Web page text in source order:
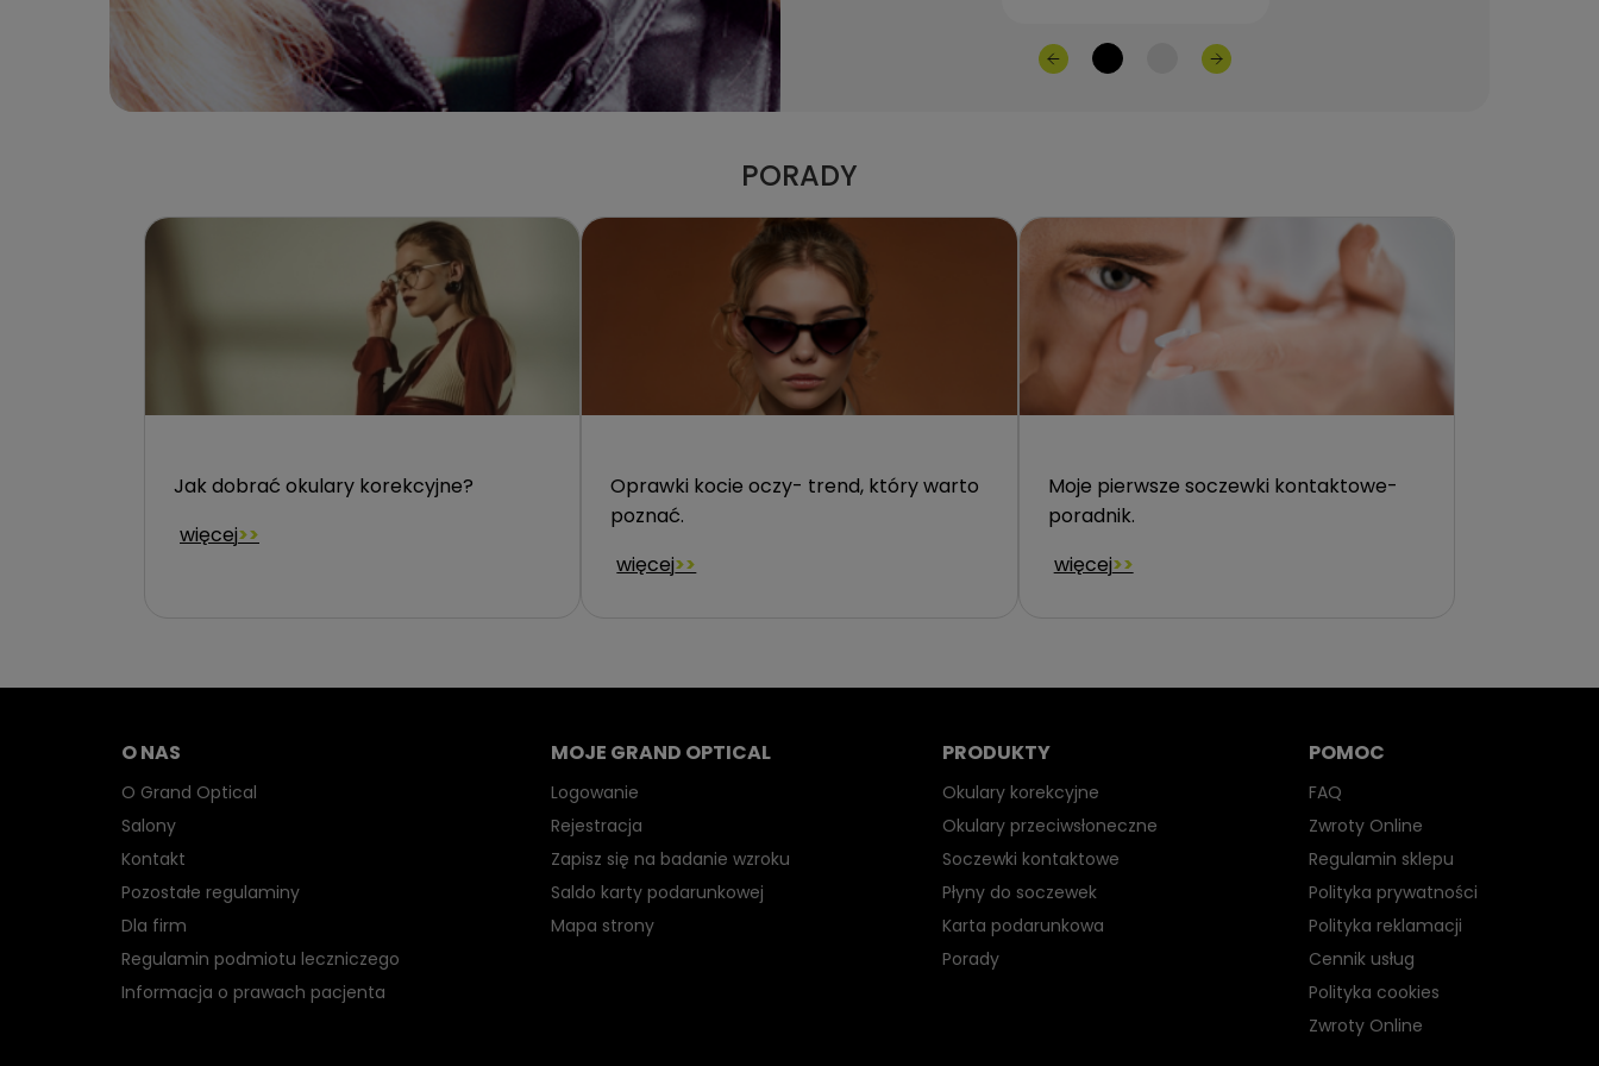
PORADY
Jak dobrać okulary korekcyjne?
więcej
Oprawki kocie oczy- trend, który warto
poznać.
więcej
Moje pierwsze soczewki kontaktowe-
poradnik.
więcej
O NAS
O Grand Optical
Salony
Kontakt
Pozostałe regulaminy
Dla firm
Regulamin podmiotu leczniczego
Informacja o prawach pacjenta
MOJE GRAND OPTICAL
Logowanie
Rejestracja
Zapisz się na badanie wzroku
Saldo karty podarunkowej
Mapa strony
PRODUKTY
Okulary korekcyjne
Okulary przeciwsłoneczne
Soczewki kontaktowe
Płyny do soczewek
Karta podarunkowa
Porady
POMOC
FAQ
Zwroty Online
Regulamin sklepu
Polityka prywatności
Polityka reklamacji
Cennik usług
Polityka cookies
Zwroty Online